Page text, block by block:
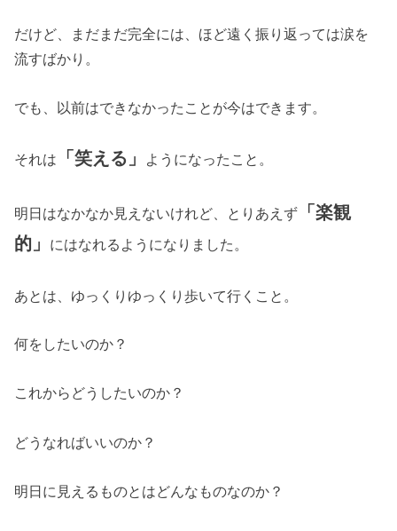
だけど、まだまだ完全には、ほど遠く振り返っては涙を
流すばかり。
でも、以前はできなかったことが今はできます。
それは 「笑える」 ようになったこと。
明日はなかなか見えないけれど、とりあえず
「楽観
的」
にはなれるようになりました。
あとは、ゆっくりゆっくり歩いて行くこと。
何をしたいのか？
これからどうしたいのか？
どうなればいいのか？
明日に見えるものとはどんなものなのか？